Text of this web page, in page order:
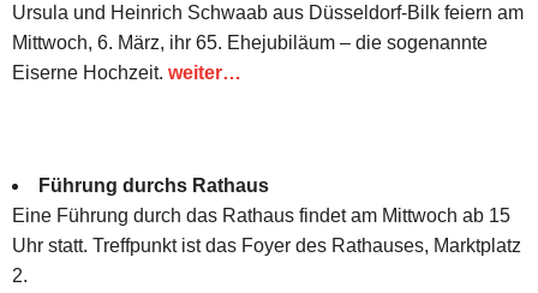
Ursula und Heinrich Schwaab aus Düsseldorf-Bilk feiern am
Mittwoch, 6. März, ihr 65. Ehejubiläum – die sogenannte
Eiserne Hochzeit. weiter…
Führung durchs Rathaus
Eine Führung durch das Rathaus findet am Mittwoch ab 15
Uhr statt. Treffpunkt ist das Foyer des Rathauses, Marktplatz
2.